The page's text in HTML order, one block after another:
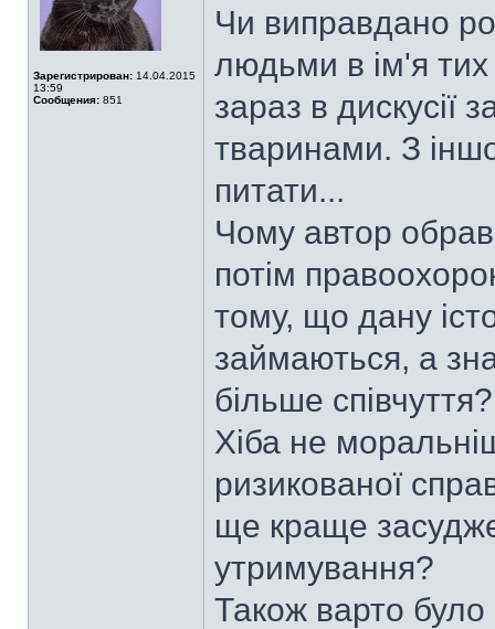
Зарегистрирован: 14.04.2015
13:59
Сообщения: 851
Чи виправдано
людьми в ім'я
зараз в дискусії
тваринами. З
питати...
Чому автор
потім
тому, що дану
займаються, а
більше співчуття?
Хіба не
ризикованої
ще краще
утримування?
Також варто було